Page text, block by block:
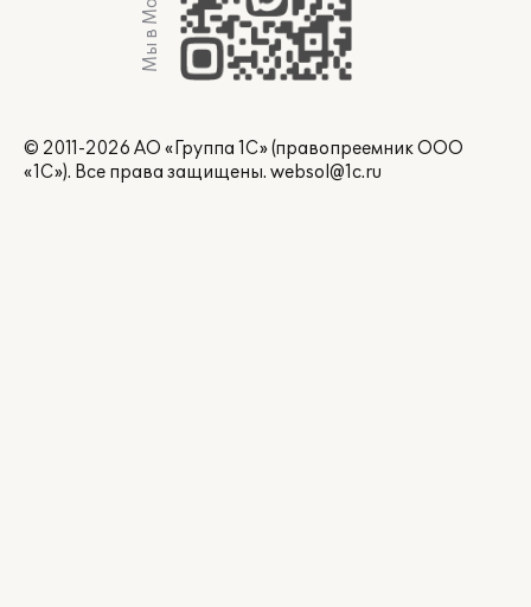
Мы в Max
© 2011-2026 АО «Группа 1С» (правопреемник ООО
«1С»). Все права защищены. websol@1c.ru